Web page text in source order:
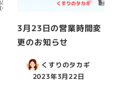
3月23日の営業時間変
更のお知らせ
くすりのタカギ
2023年3月22日